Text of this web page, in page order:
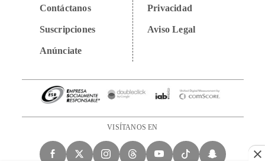
Contáctanos
Suscripciones
Anúnciate
Privacidad
Aviso Legal
VISÍTANOS EN